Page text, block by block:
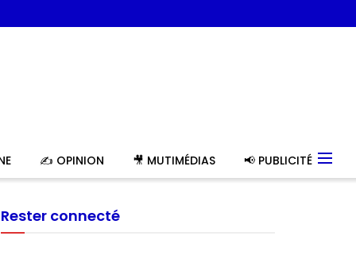
✍️ OPINION 🎥 MUTIMÉDIAS 📢 PUBLICITÉ
Rester connecté